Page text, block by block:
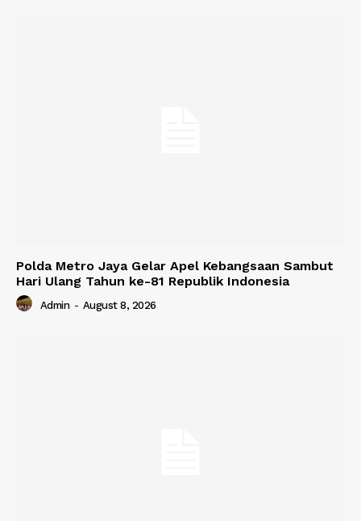
Polda Metro Jaya Gelar Apel Kebangsaan Sambut
Hari Ulang Tahun ke-81 Republik Indonesia
Admin - August 8, 2026